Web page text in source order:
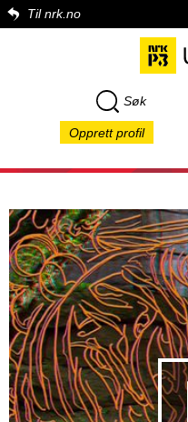
Til nrk.no
Søk
Opprett profil